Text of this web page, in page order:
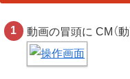
動画の冒頭に CM（